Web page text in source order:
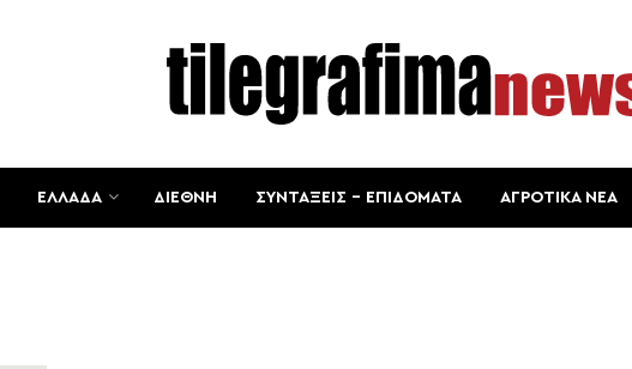
ΕΛΛΑΔΑ ΔΙΕΘΝΗ ΣΥΝΤΑΞΕΙΣ – ΕΠΙΔΟΜΑΤΑ ΑΓΡΟΤΙΚΑ ΝΕΑ